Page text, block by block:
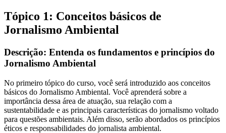
Tópico 1: Conceitos básicos de
Jornalismo Ambiental
Descrição: Entenda os fundamentos e princípios do
Jornalismo Ambiental
No primeiro tópico do curso, você será introduzido aos conceitos
básicos do Jornalismo Ambiental. Você aprenderá sobre a
importância dessa área de atuação, sua relação com a
sustentabilidade e as principais características do jornalismo voltado
para questões ambientais. Além disso, serão abordados os princípios
éticos e responsabilidades do jornalista ambiental.